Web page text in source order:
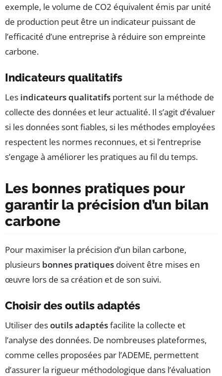
exemple, le volume de CO2 équivalent émis par unité
de production peut être un indicateur puissant de
l’efficacité d’une entreprise à réduire son empreinte
carbone.
Indicateurs qualitatifs
Les indicateurs qualitatifs portent sur la méthode de
collecte des données et leur actualité. Il s’agit d’évaluer
si les données sont fiables, si les méthodes employées
respectent les normes reconnues, et si l’entreprise
s’engage à améliorer les pratiques au fil du temps.
Les bonnes pratiques pour
garantir la précision d’un bilan
carbone
Pour maximiser la précision d’un bilan carbone,
plusieurs bonnes pratiques doivent être mises en
œuvre lors de sa création et de son suivi.
Choisir des outils adaptés
Utiliser desoutils adaptésfacilite la collecte et
l’analyse des données. De nombreuses plateformes,
comme celles proposées par l’ADEME, permettent
d’assurer la rigueur méthodologique dans l’évaluation